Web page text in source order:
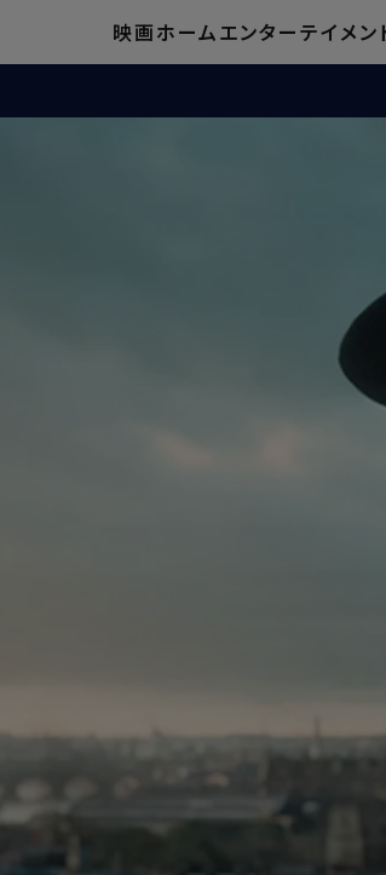
映画ホームエンターテイメン
アの数奇な過去：深く掘り下げてみましょう